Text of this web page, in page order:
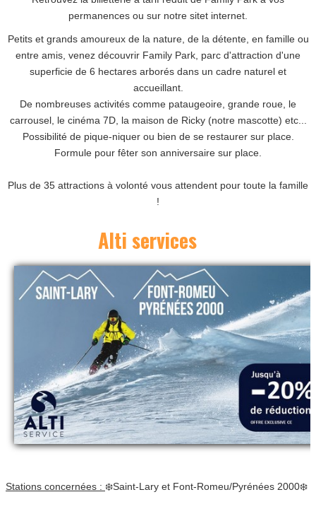
LES MEMBRES / LES PERMANENCES
PARTENAIRES 2026
permanences ou sur notre sitet internet.
Petits et grands amoureux de la nature, de la détente, en famille ou
entre amis, venez découvrir Family Park, parc d'attraction d'une
superficie de 6 hectares arborés dans un cadre naturel et
accueillant.
De nombreuses activités comme pataugeoire, grande roue, le
carrousel, le cinéma 7D, la maison de Ricky (notre mascotte) etc...
Possibilité de pique-niquer ou bien de se restaurer sur place.
Formule pour fêter son anniversaire sur place.
Plus de 35 attractions à volonté vous attendent pour toute la famille
!
Alti services
Stations concernées : ❄️Saint-Lary et Font-Romeu/Pyrénées 2000❄️